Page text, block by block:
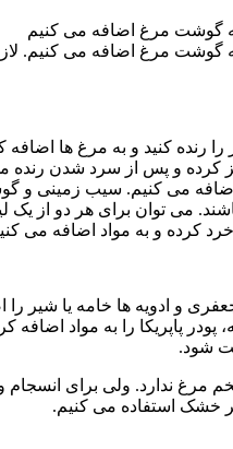
به گوشت مرغ اضافه می کنیم
به گوشت مرغ اضافه می کنیم.
رنده کنید و به مرغ ها اضافه
کرده و پس از سرد شدن رنده
اضافه می کنیم. سیب زمینی و
می توان برای هر دو از یک
کرده و به مواد اضافه می
و ادویه ها خامه یا شیر را
پاپریکا را به مواد اضافه
شود.
مرغ ندارد. ولی برای انسجام
خشک استفاده می کنیم.